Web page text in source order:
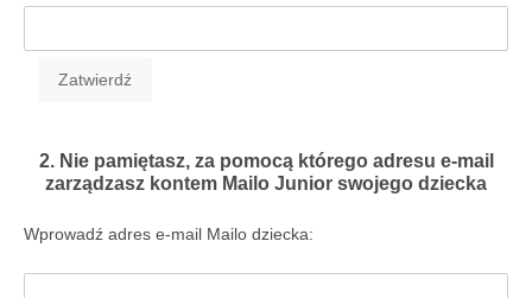
2. Nie pamiętasz, za pomocą którego adresu e-mail
zarządzasz kontem Mailo Junior swojego dziecka
Wprowadź adres e-mail Mailo dziecka: